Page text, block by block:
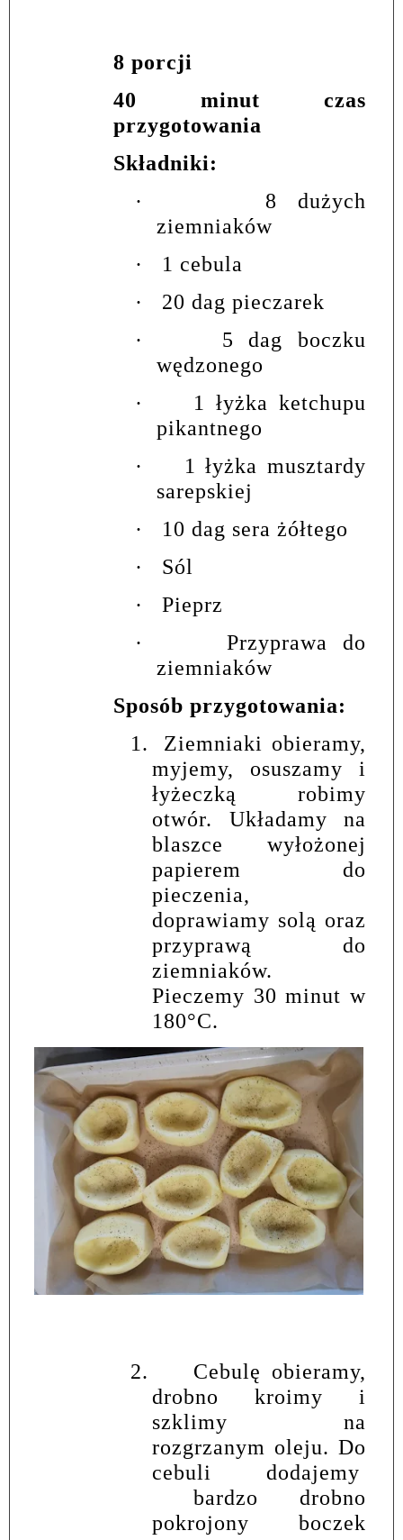
8 porcji
40 minut czas
przygotowania
Składniki:
·
8 dużych
ziemniaków
·
1 cebula
·
20 dag pieczarek
·
5 dag boczku
wędzonego
·
1 łyżka ketchupu
pikantnego
·
1 łyżka musztardy
sarepskiej
·
10 dag sera żółtego
·
Sól
·
Pieprz
·
Przyprawa do
ziemniaków
Sposób przygotowania:
1.
Ziemniaki obieramy,
myjemy, osuszamy i
łyżeczką robimy
otwór. Układamy na
blaszce wyłożonej
papierem do
pieczenia,
doprawiamy solą oraz
przyprawą do
ziemniaków.
Pieczemy 30 minut w
180°C.
2.
Cebulę obieramy,
drobno kroimy i
szklimy na
rozgrzanym oleju. Do
cebuli dodajemy
bardzo drobno
pokrojony boczek